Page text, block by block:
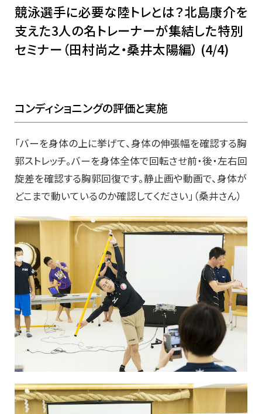
競泳選手に必要な陸トレとは？北島康介を
支えた3人の名トレーナーが集結した特別
セミナー（田村尚之・桑井太陽編） (4/4)
コンディショニングの評価と実施
「バーを身体の上に挙げて、身体の伸張幅を確認する胸
郭ストレッチ。バーを身体全体で回転させ前・後・左右回
旋差を確認する胸郭回復です。静止画や動画で、身体が
どこまで動いているのか確認してください」（桑井さん）